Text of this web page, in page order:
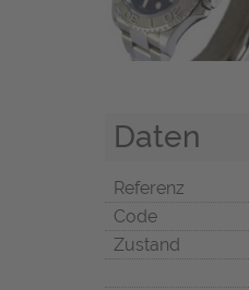
Daten
Referenz
Code
Zustand